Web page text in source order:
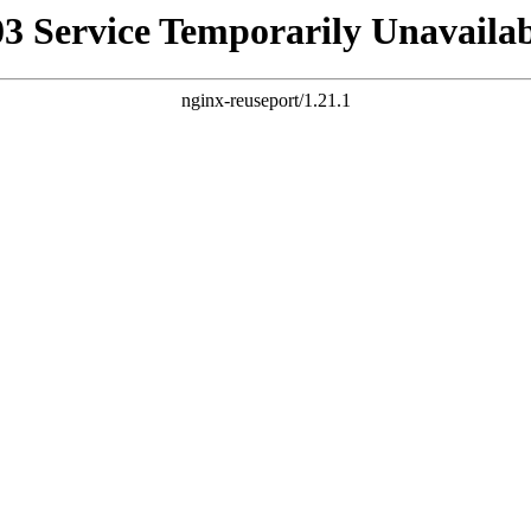
Service Temporarily
nginx-reuseport/1.21.1